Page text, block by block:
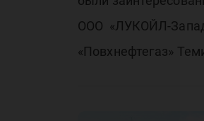
ООО «ЛУКОЙЛ-
«Повхнефтегаз»